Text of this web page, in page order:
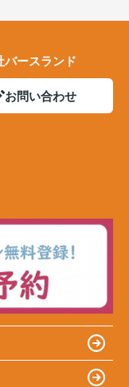
ースランド
お問い合わせ